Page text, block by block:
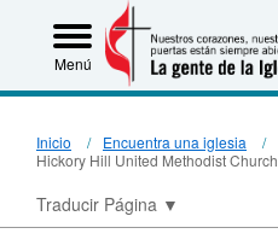
Menú
Inicio
Encuentra una iglesia
Hickory Hill United Methodist Church
Traducir Página ▼